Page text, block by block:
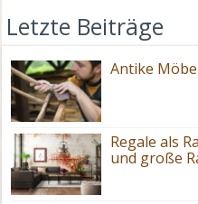
Letzte Beiträge
Antike
Regale als
und große